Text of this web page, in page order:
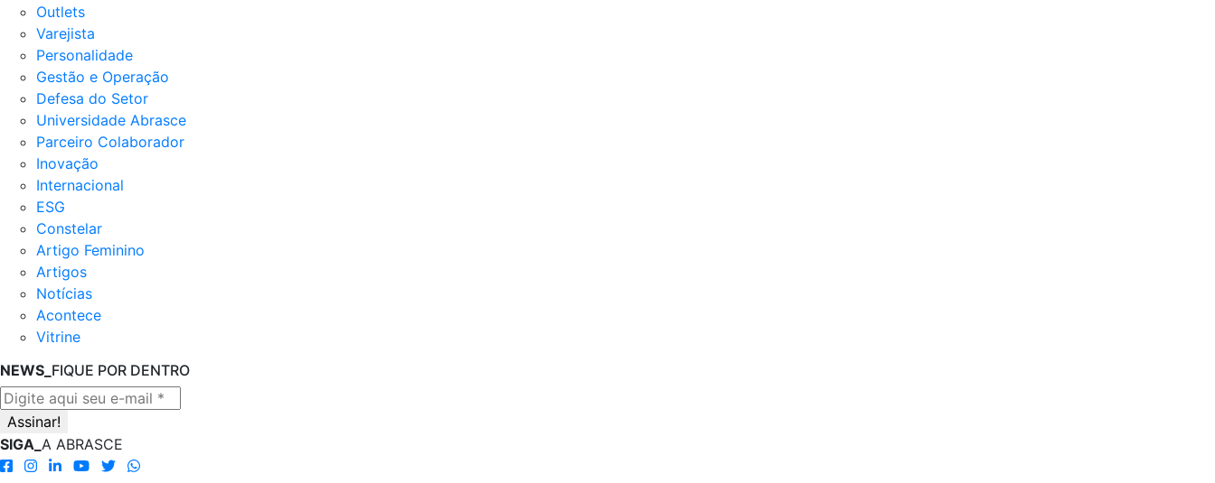
Outlets
Varejista
Personalidade
Gestão e Operação
Defesa do Setor
Universidade Abrasce
Parceiro Colaborador
Inovação
Internacional
ESG
Constelar
Artigo Feminino
Artigos
Notícias
Acontece
Vitrine
NEWS_ FIQUE POR DENTRO
SIGA_ A ABRASCE